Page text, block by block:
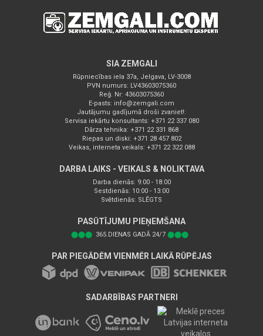
SIA ZEMGALI
Rūpniecības iela 37a, Jelgava, LV-3008
PVN numurs: LV43603075360
Reģ. Nr: 43603075360
E-pasts: info@zemgali.com
Jautājumu gadījumā droši zvaniet!:
Servisa iekārtu konsultants: +371 22 337 080
Dārza tehnika: +371 22 331 868
Riepas un diski: +371 28 457 802
Veikas, interneta veikals: +371 22 322 088
DARBA LAIKS - VEIKALS & NOLIKTAVA
Darba dienās: 9:00 - 18:00
Sestdienās: 10:00 - 13:00
Svētdienās: SLĒGTS
PASŪTĪJUMU PIEŅEMŠANA
⬤⬤⬤ 365.DIENAS GADĀ 24/7 ⬤⬤⬤
PAR PIEGĀDĒM VIENMĒR LAIKĀ RŪPĒJAS
SADARBĪBAS PARTNERI